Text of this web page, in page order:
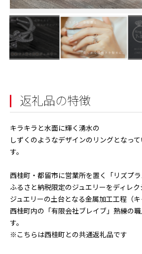
返礼品の特徴
キラキラと水面に輝く湧水の
しずくのようなデザインのリングとなって
西桂町・都留市に営業所を置く「リズプ
ふるさと納税限定のジュエリーをディレク
ジュエリーの土台となる金属加工工程（キ
西桂町内の「有限会社ブレイブ」熟練の
す。
※こちらは西桂町との共通返礼品です